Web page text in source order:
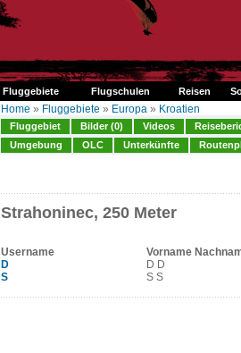
Fluggebiete Flugschulen Reisen
Home » Fluggebiete » Europa » Kroatien
Fluggebiet Bilder (0) Videos
Umgebung
OLC Unterkünfte
Strahoninec, 250 Meter
Username
Vorname
D
D D
S
S S